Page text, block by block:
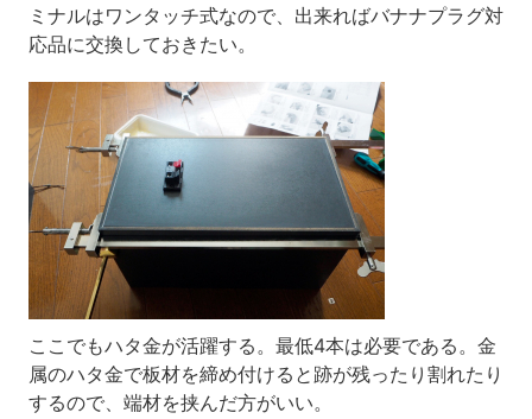
ミナルはワンタッチ式なので、出来ればバナナプラグ対
応品に交換しておきたい。
ここでもハタ金が活躍する。最低4本は必要である。金
属のハタ金で板材を締め付けると跡が残ったり割れたり
するので、端材を挟んだ方がいい。